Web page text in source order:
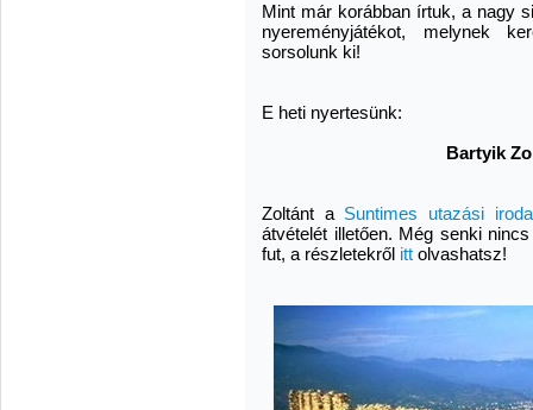
Mint már korábban írtuk, a nagy
nyereményjátékot, melynek
sorsolunk ki!
E heti nyertesünk:
Bartyik
Zoltánt a Suntimes utazási iroda
átvételét illetően. Még senki
fut, a részletekről itt olvashatsz!